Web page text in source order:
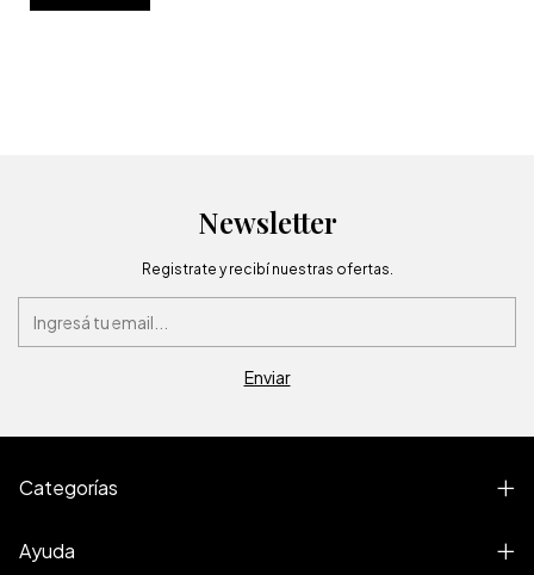
Newsletter
Registrate y recibí nuestras ofertas.
Categorías
Ayuda